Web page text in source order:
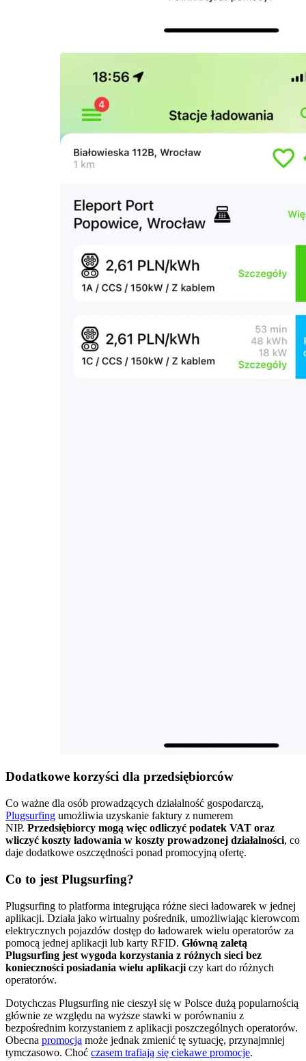
Dodatkowe korzyści dla przedsiębiorców
Co ważne dla osób prowadzących działalność gospodarczą,
Plugsurfing umożliwia uzyskanie faktury z numerem
NIP. Przedsiębiorcy mogą więc odliczyć podatek VAT oraz
wliczyć koszty ładowania w koszty prowadzonej działalności, co
daje dodatkowe oszczędności ponad promocyjną ofertę.
Co to jest Plugsurfing?
Plugsurfing to platforma integrująca różne sieci ładowarek w jednej
aplikacji. Działa jako wirtualny pośrednik, umożliwiając kierowcom
elektrycznych pojazdów dostęp do ładowarek wielu operatorów za
pomocą jednej aplikacji lub karty RFID. Główną zaletą
Plugsurfing jest wygoda korzystania z różnych sieci bez
konieczności posiadania wielu aplikacji czy kart do różnych
operatorów.
Dotychczas Plugsurfing nie cieszył się w Polsce dużą popularnością
głównie ze względu na wyższe stawki w porównaniu z
bezpośrednim korzystaniem z aplikacji poszczególnych operatorów.
Obecna promocja może jednak zmienić tę sytuację, przynajmniej
tymczasowo. Choć czasem trafiają się ciekawe promocje.